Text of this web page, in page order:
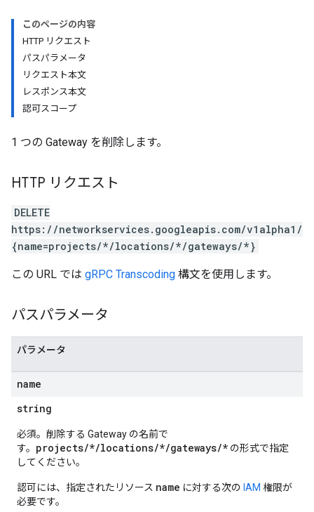
このページの内容
HTTP リクエスト
パスパラメータ
リクエスト本文
レスポンス本文
認可スコープ
1 つの Gateway を削除します。
HTTP リクエスト
DELETE
https://networkservices.googleapis.com/v1alpha1/
{name=projects/*/locations/*/gateways/*}
この URL では gRPC Transcoding 構文を使用します。
パスパラメータ
パラメータ
name
string
必須。削除する Gateway の名前で
す。 projects/*/locations/*/gateways/* の形式で指定
してください。
認可には、指定されたリソース name に対する次の IAM 権限が
必要です。